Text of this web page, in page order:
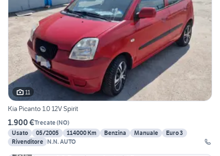
11
Kia Picanto 1.0 12V Spirit
1.900 €Trecate(NO)
Usato
05/2005 114000 Km Benzina Manuale
Euro 3
Rivenditore N.N. AUTO